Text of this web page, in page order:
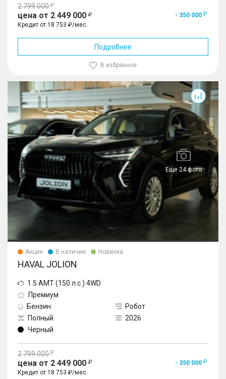
2 799 000
цена от 2 449 000
- 350 000
Кредит от 18 753 ₽/мес.
Подробнее
В избранное
Еще 24 фото
Акции В наличии Новинка
HAVAL JOLION
1.5 AMT (150 л.с.) 4WD
Премиум
Бензин
Робот
Полный
2026
Черный
2 799 000
цена от 2 449 000
- 350 000
Кредит от 18 753 ₽/мес.